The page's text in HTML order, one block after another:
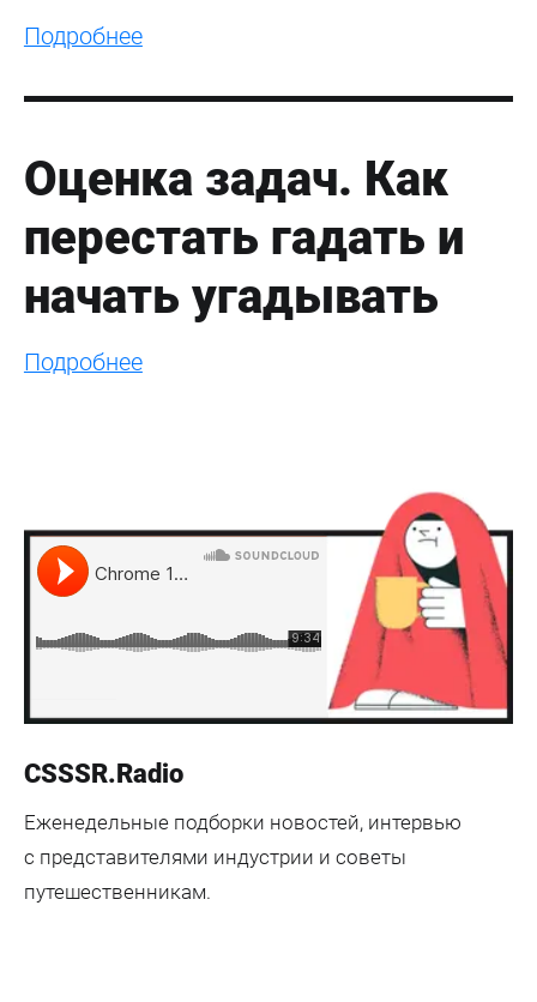
CSSSR.Radio
Еженедельные подборки новостей, интервью
с представителями индустрии и советы
путешественникам.
Подробнее
Оценка задач. Как
перестать гадать и
начать угадывать
Подробнее